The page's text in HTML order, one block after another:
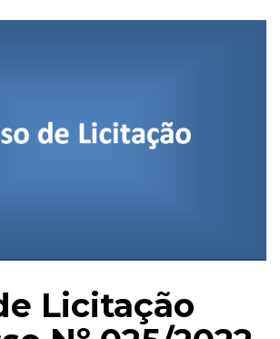
Licitação